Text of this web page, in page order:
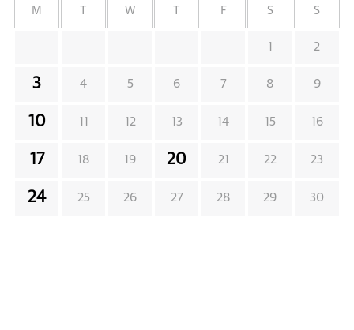
M W F S S
1 2
3 4 5 6 7 8 9
10 11 12 13 14 15 16
17 18 19 20 21 22 23
24 25 26 27 28 29 30